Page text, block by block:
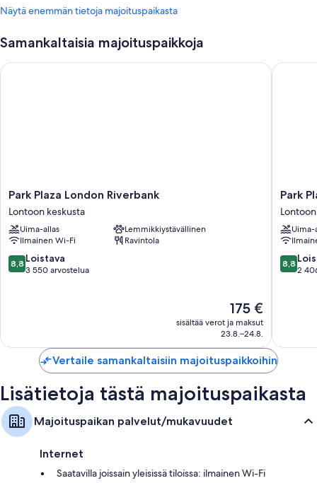
Näytä enemmän tietoja majoituspaikasta
Samankaltaisia majoituspaikkoja
Park
Plaza
London
Riverbank
Lontoon
keskusta
Park Plaza London Riverbank
Lontoon keskusta
Uima-allas
Lemmikkiystävällinen
Ilmainen Wi-Fi
Ravintola
8.8
kautta
8,8 Loistava
3 550 arvostelua
Hinta
on
175 €
175 €
sisältää verot ja maksut
23.8.–24.8.
Park Plaza London Riverbank
Park
Plaza
London
Lontoon
keskusta
Park
Uima-
8.8
kautta
8,8
2
Park
Vertaile samankaltaisiin majoituspaikkoihin
Lisätietoja tästä majoituspaikasta
Majoituspaikan palvelut/mukavuudet
Internet
Saatavilla joissain yleisissä tiloissa: ilmainen Wi-Fi